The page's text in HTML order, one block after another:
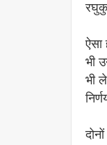
ऐसा
भी
भी